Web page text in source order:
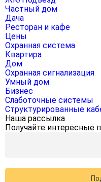
Частный дом
Дача
Ресторан и кафе
Цены
Охранная система
Квартира
Дом
Охранная сигнализация
Умный дом
Бизнес
Слаботочные системы
Структурированные
Наша рассылка
Получайте интересные